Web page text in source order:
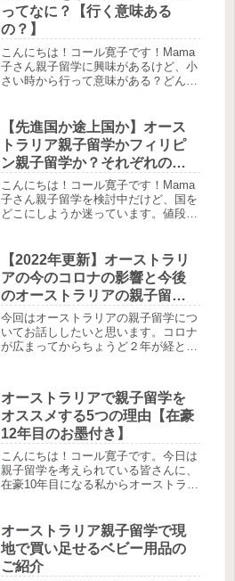
ってなに？【行く意味ある
の？】
こんにちは！コール寛子です！Mama
子さん親子留学に興味があるけど、小
さい時から行って意味がある？どんな
はあるけど「親子留学する意味ってあ
る？」と考えられている方もいら...
【先進国か途上国か】オース
トラリア親子留学かフィリピ
ン親子留学か？それぞれのメ
リットデメリットをご紹介。
こんにちは！コール寛子です！Mama
子さん親子留学を検討中だけど、国を
どこにしようか迷っています。値段的
うなんだろう？安全面が気になりま
す。HIROKO親子留学をするに当た...
【2022年更新】オーストラリ
アの今のコロナの影響と今後
のオーストラリアの親子留学
について
今回はオーストラリアの親子留学につ
いてお話ししたいと思います。コロナ
が広まってからちょうど２年が経とう
感染の早さに世界のトップリーダー達
が様々な施策を考えていました。まさ
か...
オーストラリアで親子留学を
オススメする5つの理由【在豪
12年目のお墨付き】
こんにちは！コール寛子です。今日は
親子留学を考えられている皆さんに、
在豪10年目になる私からオーストラリ
な国選び。オーストラリアは他の国に
比べ、安全な国です。どんな所が良
い...
オーストラリア親子留学で現
地で買い足せるベビー用品の
ご紹介